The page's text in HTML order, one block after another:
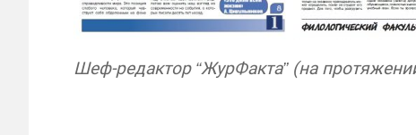
Шеф-редактор “ЖурФакта” (на